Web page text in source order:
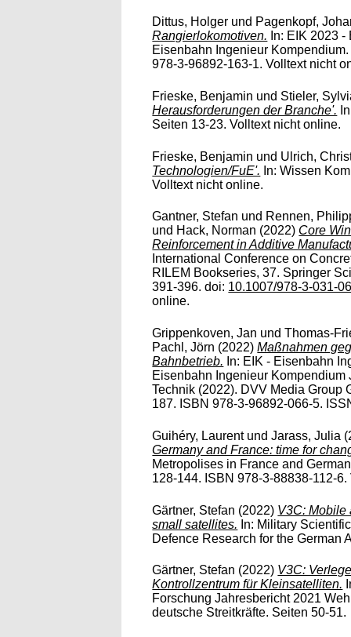
Dittus, Holger und Pagenkopf,
Rangierlokomotiven. In: EIK 2023
Eisenbahn Ingenieur
978-3-96892-163-1. Volltext nicht
Frieske, Benjamin und Stieler,
Herausforderungen der Branche'.
Seiten 13-23. Volltext nicht online.
Frieske, Benjamin und Ulrich,
Technologien/FuE'. In: Wissen
Volltext nicht online.
Gantner, Stefan und Rennen,
und Hack, Norman (2022) Core
Reinforcement in Additive
International Conference on
RILEM Bookseries, 37. Springer
391-396. doi: 10.1007/978-3-031-
online.
Grippenkoven, Jan undThomas-
Pachl, Jörn (2022)Maßnahmen
Bahnbetrieb. In: EIK - Eisenbahn
Eisenbahn Ingenieur
Technik (2022). DVV Media Group
187. ISBN 978-3-96892-066-5.
Guihéry, LaurentundJarass, Julia
Germany and France: time for
Metropolises in France and
128-144. ISBN 978-3-88838-112-
Gärtner, Stefan (2022) V3C: Mobile
small satellites. In: Military
Defence Research for the German
Gärtner, Stefan (2022) V3C:
Kontrollzentrum für Kleinsatelliten.
Forschung Jahresbericht 2021
deutsche Streitkräfte. Seiten 50-51.